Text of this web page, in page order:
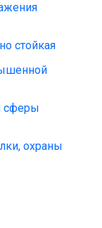
стойкая
сферы
охраны